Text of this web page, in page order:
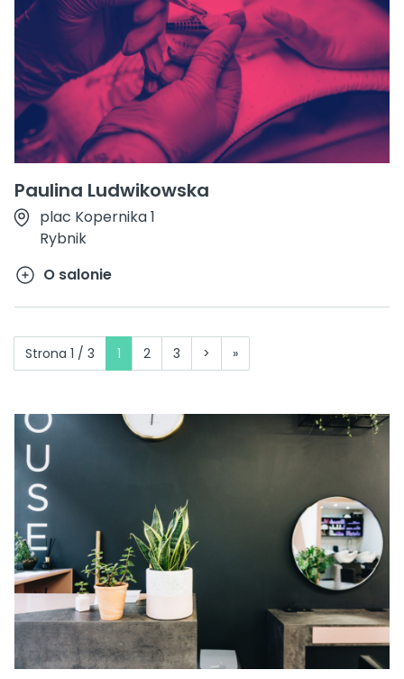
Paulina Ludwikowska
plac Kopernika 1
Rybnik
O salonie
Strona 1 / 3 1 2 3 > »